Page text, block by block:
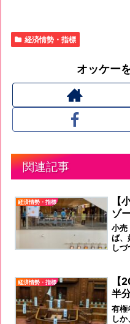
経済情勢・指標
オッケー
関連記事
経済情勢・指標
【
ゾ
小売
ば、
し
経済情勢・指標
【
半
有権
しか